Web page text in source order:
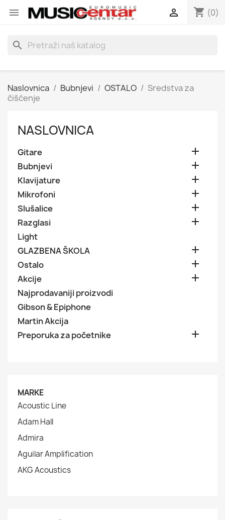
 shopping_cart (0)

search
Naslovnica Bubnjevi OSTALO
Sredstva za
čišćenje
NASLOVNICA
Gitare 
Bubnjevi 
Klavijature 
Mikrofoni 
Slušalice 
Razglasi 
Light
GLAZBENA ŠKOLA

Ostalo 
Akcije 
Najprodavaniji proizvodi
Gibson & Epiphone
Martin Akcija
Preporuka za početnike

MARKE
Acoustic Line
Adam Hall
Admira
Aguilar Amplification
AKG Acoustics